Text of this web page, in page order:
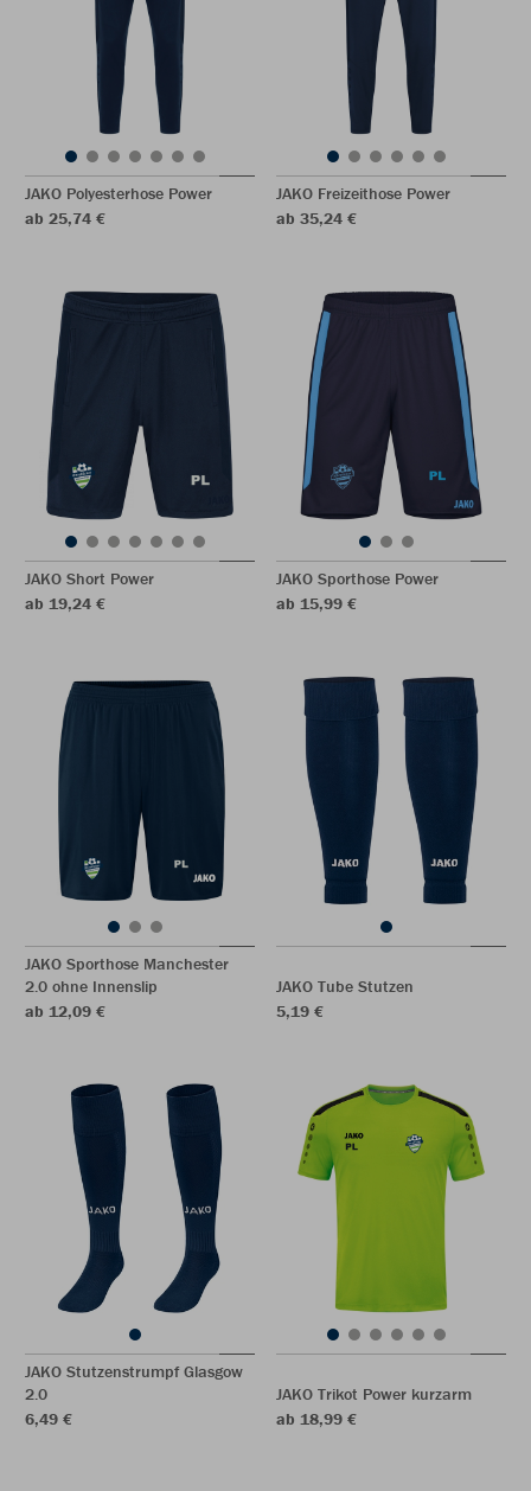
JAKO Polyesterhose Power
ab 25,74 €
JAKO Freizeithose Power
ab 35,24 €
JAKO Short Power
ab 19,24 €
JAKO Sporthose Power
ab 15,99 €
JAKO Sporthose Manchester
2.0 ohne Innenslip
ab 12,09 €
JAKO Tube Stutzen
5,19 €
JAKO Stutzenstrumpf Glasgow
2.0
6,49 €
JAKO Trikot Power kurzarm
ab 18,99 €